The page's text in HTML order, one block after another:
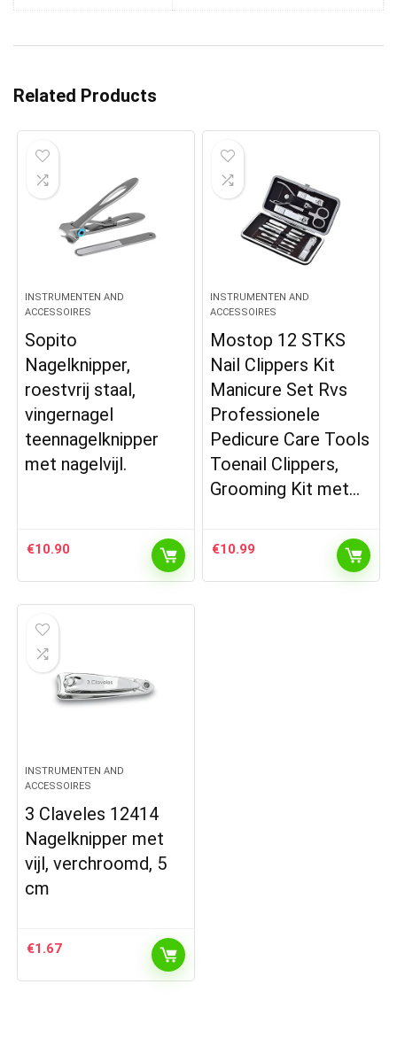
Related Products
INSTRUMENTEN AND
ACCESSOIRES
Sopito
Nagelknipper,
roestvrij staal,
vingernagel
teennagelknipper
met nagelvijl.
€10.90
INSTRUMENTEN AND
ACCESSOIRES
Mostop 12 STKS
Nail Clippers Kit
Manicure Set Rvs
Professionele
Pedicure Care Tools
Toenail Clippers,
Grooming Kit met…
€10.99
INSTRUMENTEN AND
ACCESSOIRES
3 Claveles 12414
Nagelknipper met
vijl, verchroomd, 5
cm
€1.67